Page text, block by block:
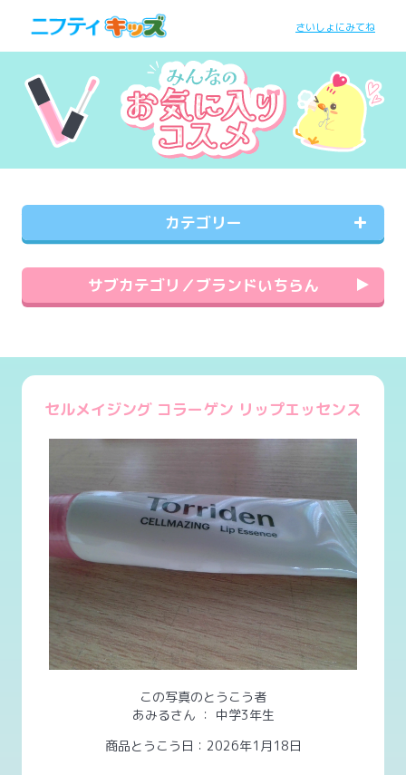
さいしょにみてね
カテゴリー
サブカテゴリ／ブランドいちらん
セルメイジング コラーゲン リップエッセンス
この写真のとうこう者
あみるさん ： 中学3年生
商品とうこう日：2026年1月18日